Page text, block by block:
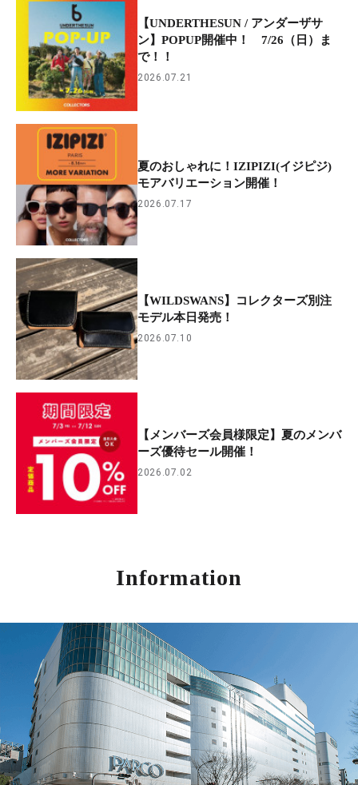
【UNDERTHESUN / アンダーザサ
ン】POPUP開催中！ 7/26（日）ま
で！！
2026.07.21
夏のおしゃれに！IZIPIZI(イジピジ)
モアバリエーション開催！
2026.07.17
【WILDSWANS】コレクターズ別注
モデル本日発売！
2026.07.10
【メンバーズ会員様限定】夏のメンバ
ーズ優待セール開催！
2026.07.02
Information